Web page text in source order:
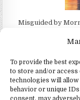
To provide the best
to store and/or
technologies will
behavior or unique
consent, may
Misguided by
Copyright